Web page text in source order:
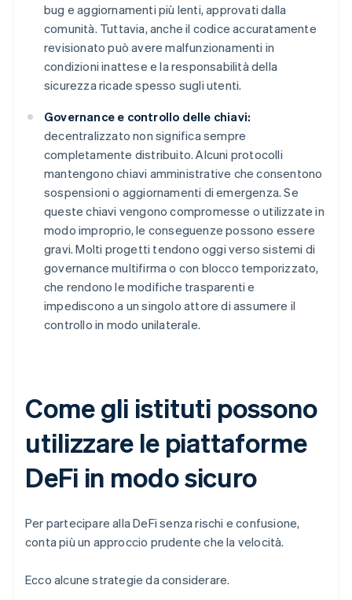
bug e aggiornamenti più lenti, approvati dalla
comunità. Tuttavia, anche il codice accuratamente
revisionato può avere malfunzionamenti in
condizioni inattese e la responsabilità della
sicurezza ricade spesso sugli utenti.
Governance e controllo delle chiavi:
decentralizzato non significa sempre
completamente distribuito. Alcuni protocolli
mantengono chiavi amministrative che consentono
sospensioni o aggiornamenti di emergenza. Se
queste chiavi vengono compromesse o utilizzate in
modo improprio, le conseguenze possono essere
gravi. Molti progetti tendono oggi verso sistemi di
governance multifirma o con blocco temporizzato,
che rendono le modifiche trasparenti e
impediscono a un singolo attore di assumere il
controllo in modo unilaterale.
Come gli istituti possono
utilizzare le piattaforme
DeFi in modo sicuro
Per partecipare alla DeFi senza rischi e confusione,
conta più un approccio prudente che la velocità.
Ecco alcune strategie da considerare.